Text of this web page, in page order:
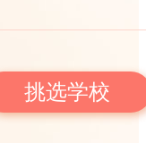
挑选学校